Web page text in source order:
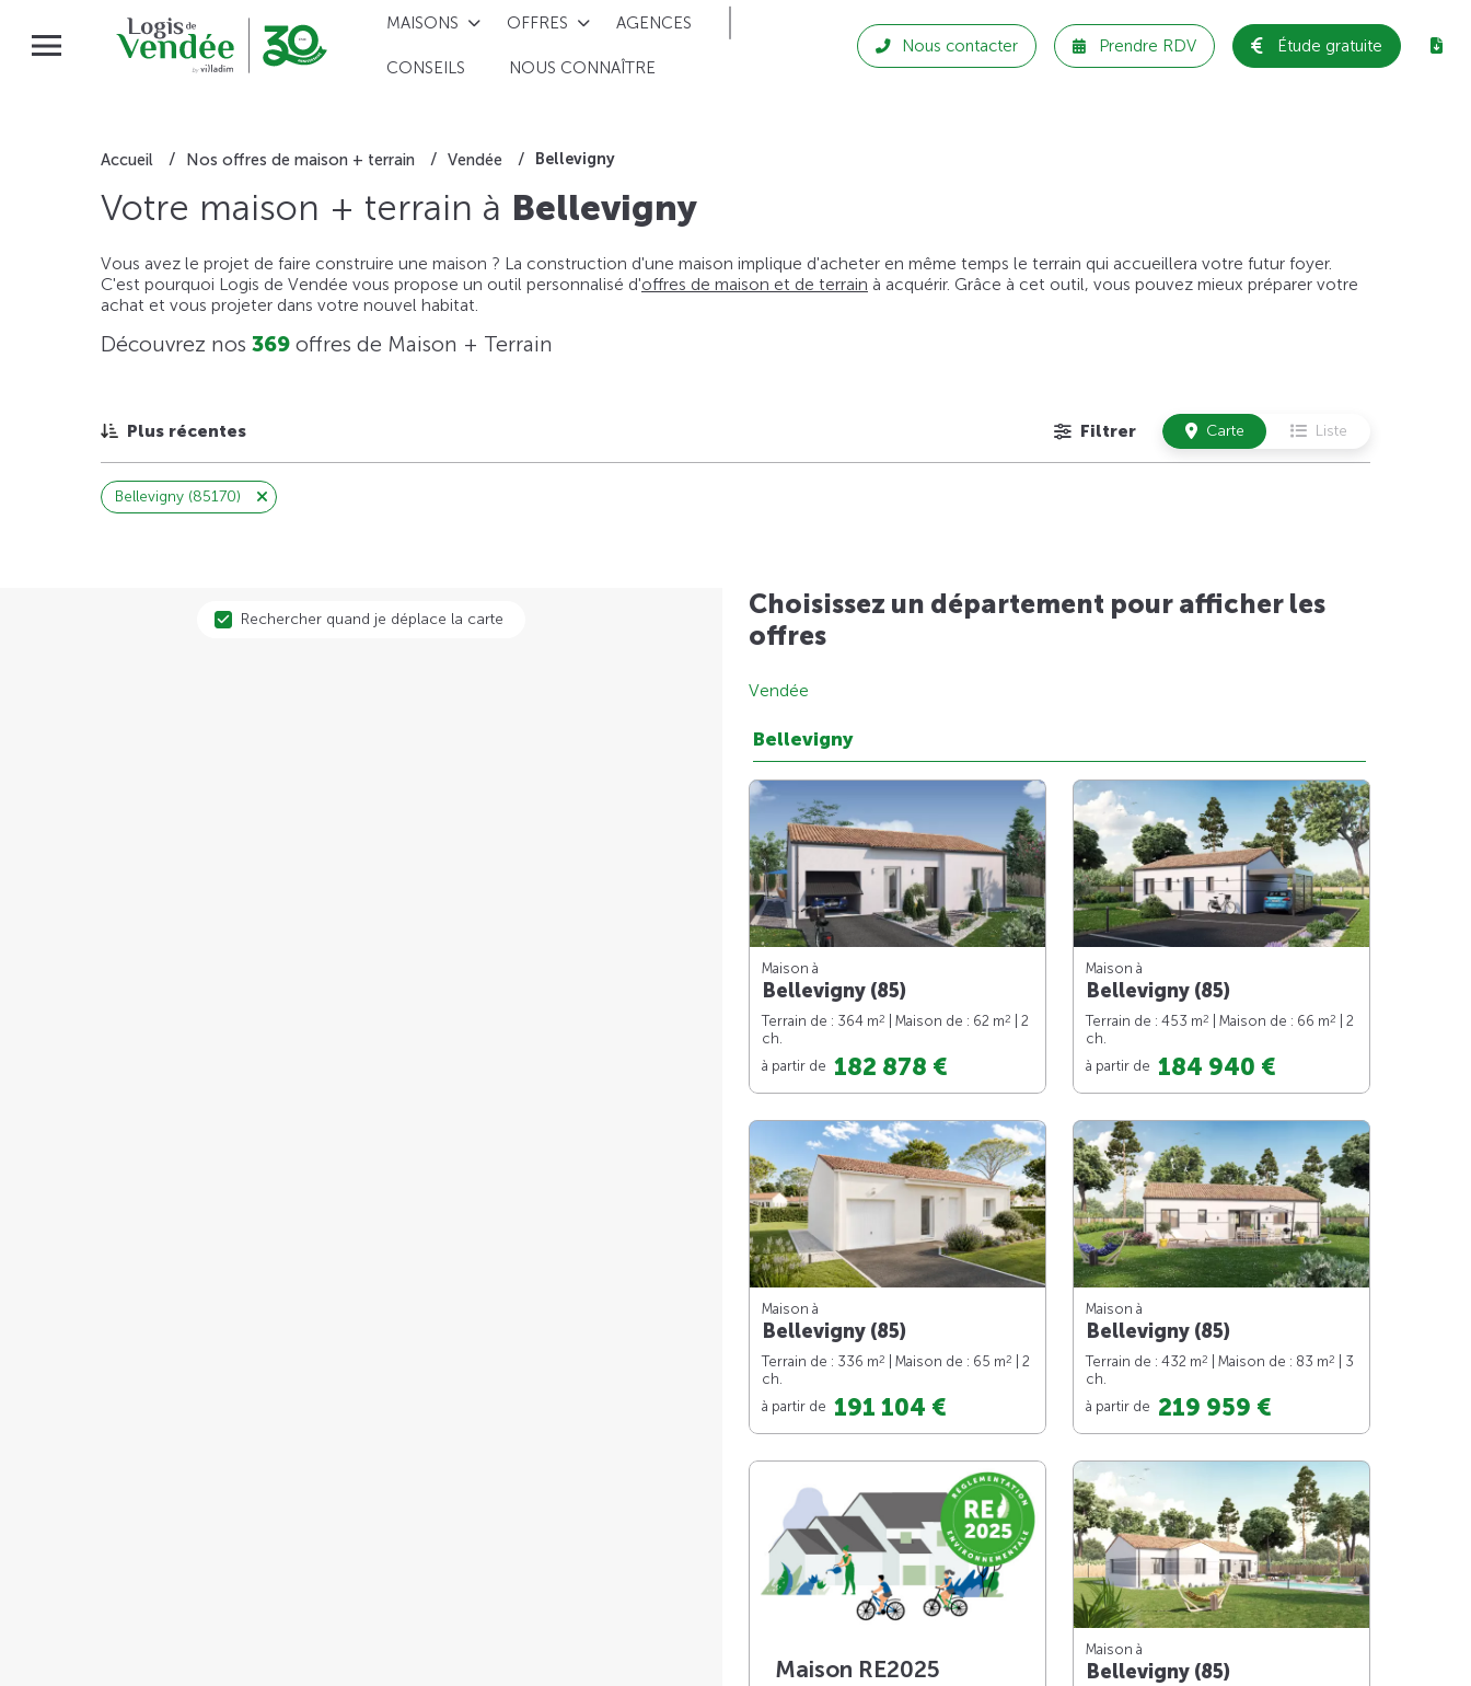
MAISONS OFFRES AGENCES
CONSEILS NOUS CONNAÎTRE
Nous contacter Prendre RDV Étude gratuite
Accueil Nos offres de maison + terrain Vendée Bellevigny
Votre maison + terrain à Bellevigny
Vous avez le projet de faire construire une maison ? La construction d'une maison implique d'acheter en même temps le terrain qui accueillera votre futur foyer.
C'est pourquoi Logis de Vendée vous propose un outil personnalisé d'offres de maison et de terrain à acquérir. Grâce à cet outil, vous pouvez mieux préparer votre
achat et vous projeter dans votre nouvel habitat.
Découvrez nos 369 offres de Maison + Terrain
Plus récentes Filtrer Carte Liste
Bellevigny (85170)
Rechercher quand je déplace la carte
Choisissez un département pour afficher les
offres
Vendée
Bellevigny
Maison à
Bellevigny (85)
Terrain de : 364 m2 | Maison de : 62 m2
| 2
ch.
à partir de 182 878 €
Maison à
Bellevigny (85)
Terrain de : 453 m2 | Maison de : 66 m2
| 2
ch.
à partir de 184 940 €
Maison à
Bellevigny (85)
Terrain de : 336 m2 | Maison de : 65 m2
| 2
ch.
à partir de 191 104 €
Maison à
Bellevigny (85)
Terrain de : 432 m2 | Maison de : 83 m2
| 3
ch.
à partir de 219 959 €
Maison RE2025
Maison à
Bellevigny (85)